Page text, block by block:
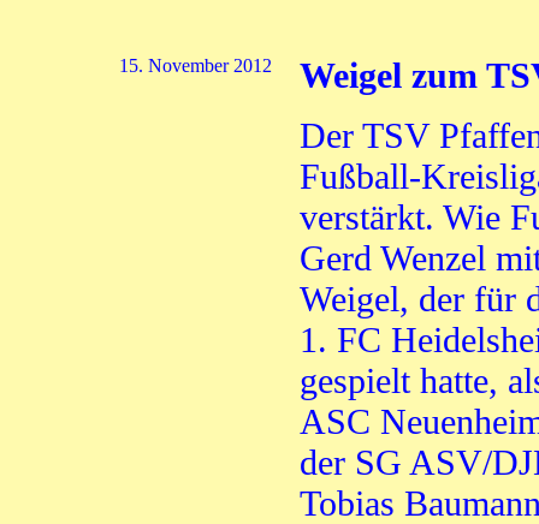
15. November 2012
Weigel zum
Der TSV
Fußball-
verstärkt. Wie
Gerd Wenzel
Weigel, der für
1. FC
gespielt hatte,
ASC
der SG ASV/
Tobias